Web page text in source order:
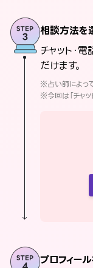
相談方法を
チャット・
だけます。
※占い師によっ
※今回は「チャ
プロフィー